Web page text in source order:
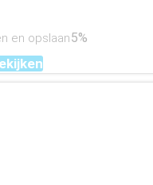
en opslaan5%